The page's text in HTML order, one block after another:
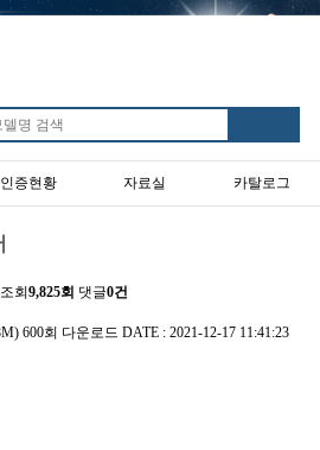
인증현황 자료실 카탈로그
조회9,825회 댓글0건
600회 다운로드 DATE : 2021-12-17 11:41:23